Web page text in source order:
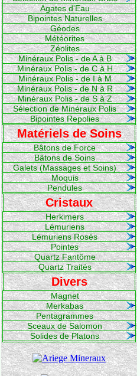
Agates d'Eau
Bipointes Naturelles
Géodes
Météorites
Zéolites
Minéraux Polis - de A à B
Minéraux Polis - de C à H
Minéraux Polis - de I à M
Minéraux Polis - de N à R
Minéraux Polis - de S à Z
Sélection de Minéraux Polis
Bipointes Repolies
Matériels de Soins
Bâtons de Force
Bâtons de Soins
Galets (Massages et Soins)
Moquis
Pendules
Cristaux
Herkimers
Lémuriens
Lémuriens Rosés
Pointes
Quartz Fantôme
Quartz Traités
Divers
Magnet
Merkabas
Pentagrammes
Sceaux de Salomon
Solides de Platons